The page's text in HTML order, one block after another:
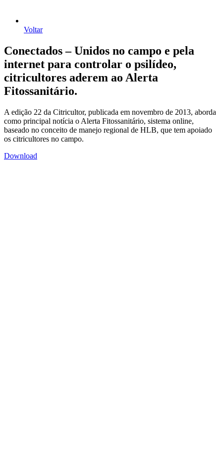
Voltar
Conectados – Unidos no campo e pela
internet para controlar o psilídeo,
citricultores aderem ao Alerta
Fitossanitário.
A edição 22 da Citricultor, publicada em novembro de 2013, aborda
como principal notícia o Alerta Fitossanitário, sistema online,
baseado no conceito de manejo regional de HLB, que tem apoiado
os citricultores no campo.
Download